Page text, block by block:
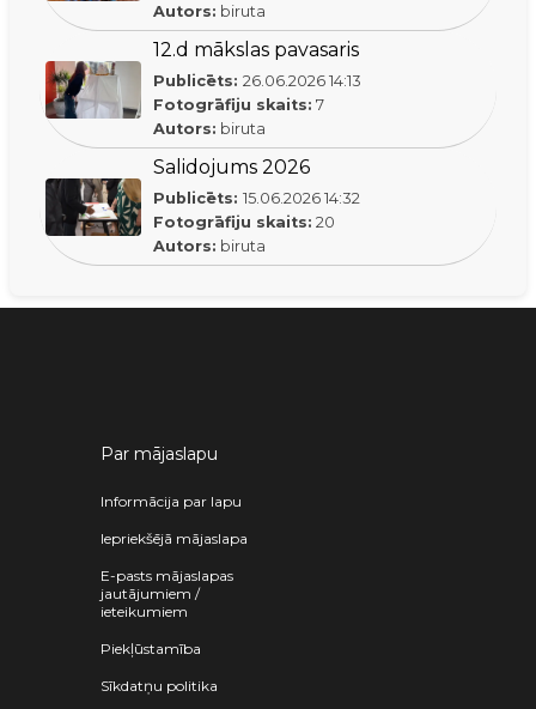
Autors: biruta
12.d mākslas pavasaris
Publicēts: 26.06.2026 14:13
Fotogrāfiju skaits: 7
Autors: biruta
Salidojums 2026
Publicēts: 15.06.2026 14:32
Fotogrāfiju skaits: 20
Autors: biruta
Par mājaslapu
Informācija par lapu
Iepriekšējā mājaslapa
E-pasts mājaslapas
jautājumiem /
ieteikumiem
Piekļūstamība
Sīkdatņu politika